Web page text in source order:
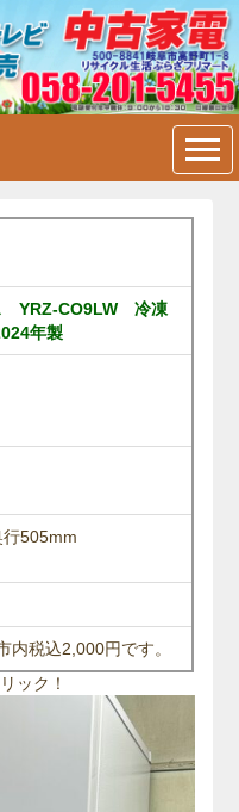
・冷蔵庫・
販売＠岐阜
マート
YRZ-CO9LW 冷凍
年製
505mm
内税込2,000円です。
ック！